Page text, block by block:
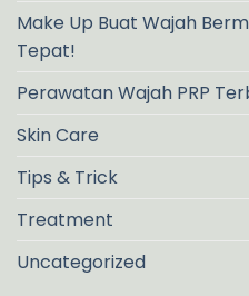
Make Up Buat Wajah
Tepat!
Perawatan Wajah PRP
Skin Care
Tips & Trick
Treatment
Uncategorized